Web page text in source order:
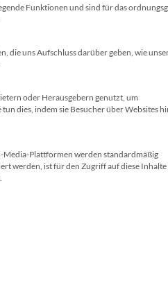
Druckkostensparen?
E65150dn
LAN
600 x 600
dpi, HP
1024 MB
ist so
Funktionen und sind für das
die uns Aufschluss darüber geben, wie
oder Herausgebern genutzt, um
dies, indem sie Besucher über Websites
Plattformen werden standardmäßig
werden, ist für den Zugriff auf diese Inhalte